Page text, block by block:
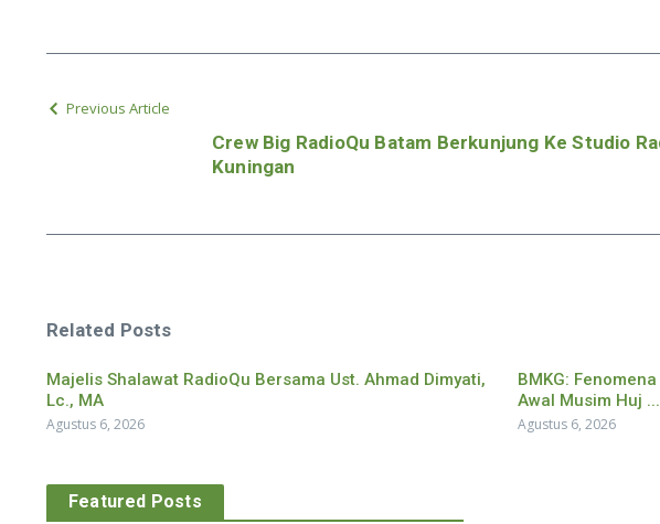
Previous Article
Crew Big RadioQu Batam Berkunjung Ke Studio
Kuningan
Related Posts
Majelis Shalawat RadioQu Bersama Ust. Ahmad Dimyati,
Lc., MA
Agustus 6, 2026
BMKG:
Awal Musim Huj ...
Agustus 6, 2026
Featured Posts